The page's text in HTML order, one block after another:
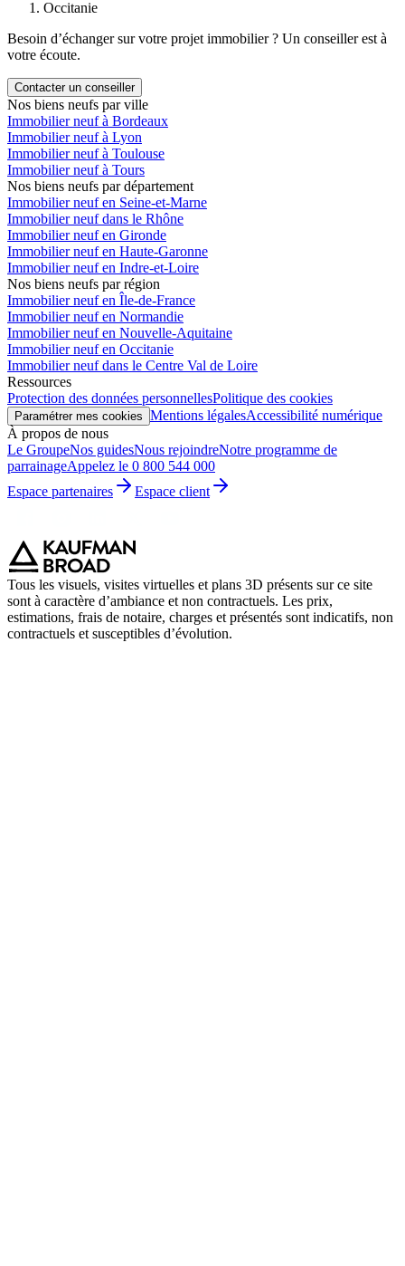
Occitanie
Besoin d’échanger sur votre projet immobilier ? Un conseiller est à
votre écoute.
Contacter un conseiller
Nos biens neufs par ville
Immobilier neuf à Bordeaux
Immobilier neuf à Lyon
Immobilier neuf à Toulouse
Immobilier neuf à Tours
Nos biens neufs par département
Immobilier neuf en Seine-et-Marne
Immobilier neuf dans le Rhône
Immobilier neuf en Gironde
Immobilier neuf en Haute-Garonne
Immobilier neuf en Indre-et-Loire
Nos biens neufs par région
Immobilier neuf en Île-de-France
Immobilier neuf en Normandie
Immobilier neuf en Nouvelle-Aquitaine
Immobilier neuf en Occitanie
Immobilier neuf dans le Centre Val de Loire
Ressources
Protection des données personnellesPolitique des cookies
Paramétrer mes cookies Mentions légalesAccessibilité numérique
À propos de nous
Le GroupeNos guidesNous rejoindreNotre programme de
parrainageAppelez le 0 800 544 000
Espace partenaires
Espace client
Tous les visuels, visites virtuelles et plans 3D présents sur ce site
sont à caractère d’ambiance et non contractuels. Les prix,
estimations, frais de notaire, charges et présentés sont indicatifs, non
contractuels et susceptibles d’évolution.